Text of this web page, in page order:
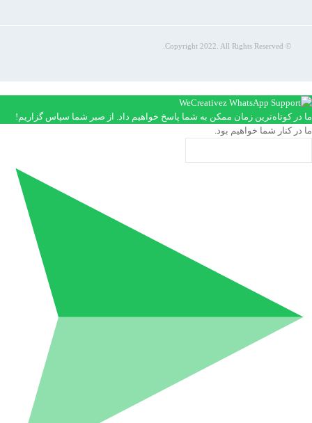
© Copyright 2022. All Rights Reserved.
ما در کوتاه‌ترین زمان ممکن به شما پاسخ خواهیم داد. از صبر شما سپاس گزاریم!
ما در کنار شما خواهیم بود.